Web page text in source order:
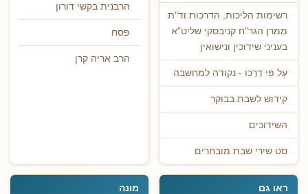
רשימות הליכות, הדרכות וד"ת
ממרן הגר"ח קניבסקי שליט"א
בעניני שידוכין ונישואין
עַל פִּי דַרְכּוֹ - נקודה למחשבה
קידוש לשבת בבוקר
השידוכים
סט שירי שבת מובחרים
הרבנית בקשי דורון
פסח
הרב אריה קרן
ראו גם מונה